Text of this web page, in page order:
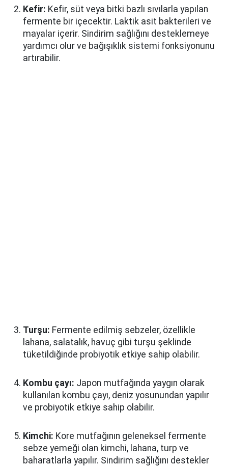
Kefir: Kefir, süt veya bitki bazlı sıvılarla yapılan
fermente bir içecektir. Laktik asit bakterileri ve
mayalar içerir. Sindirim sağlığını desteklemeye
yardımcı olur ve bağışıklık sistemi fonksiyonunu
artırabilir.
Turşu: Fermente edilmiş sebzeler, özellikle
lahana, salatalık, havuç gibi turşu şeklinde
tüketildiğinde probiyotik etkiye sahip olabilir.
Kombu çayı: Japon mutfağında yaygın olarak
kullanılan kombu çayı, deniz yosunundan yapılır
ve probiyotik etkiye sahip olabilir.
Kimchi: Kore mutfağının geleneksel fermente
sebze yemeği olan kimchi, lahana, turp ve
baharatlarla yapılır. Sindirim sağlığını destekler